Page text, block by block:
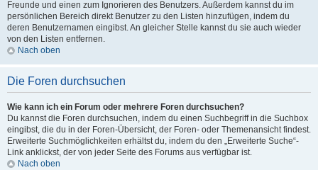
Freunde und einen zum Ignorieren des Benutzers. Außerdem kannst du im
persönlichen Bereich direkt Benutzer zu den Listen hinzufügen, indem du
deren Benutzernamen eingibst. An gleicher Stelle kannst du sie auch wieder
von den Listen entfernen.
Nach oben
Die Foren durchsuchen
Wie kann ich ein Forum oder mehrere Foren durchsuchen?
Du kannst die Foren durchsuchen, indem du einen Suchbegriff in die Suchbox
eingibst, die du in der Foren-Übersicht, der Foren- oder Themenansicht findest.
Erweiterte Suchmöglichkeiten erhältst du, indem du den „Erweiterte Suche“-
Link anklickst, der von jeder Seite des Forums aus verfügbar ist.
Nach oben